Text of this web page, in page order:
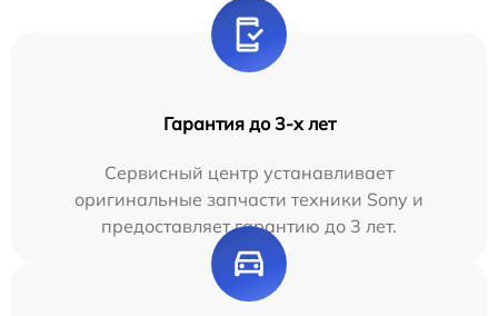
Гарантия до 3-х лет
Сервисный центр устанавливает
оригинальные запчасти техники Sony и
предоставляет гарантию до 3 лет.